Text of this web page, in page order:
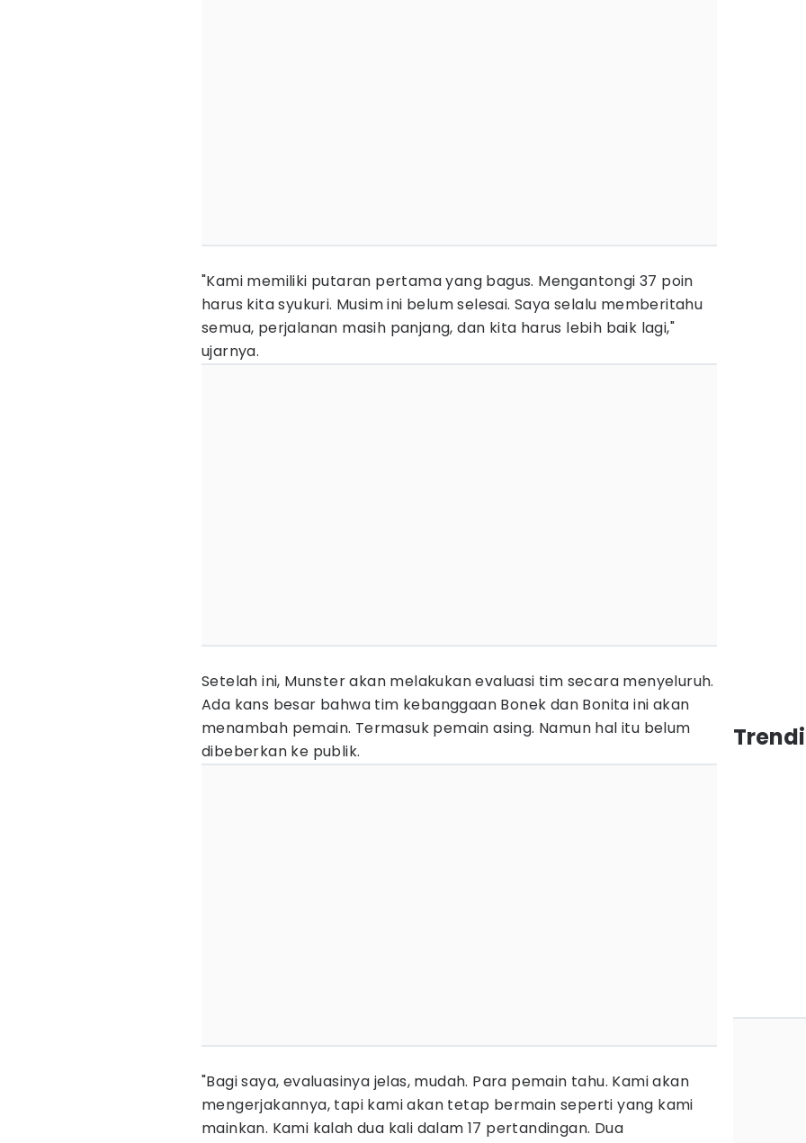
"Kami memiliki putaran pertama yang bagus. Mengantongi 37 poin
harus kita syukuri. Musim ini belum selesai. Saya selalu memberitahu
semua, perjalanan masih panjang, dan kita harus lebih baik lagi,"
ujarnya.
Setelah ini, Munster akan melakukan evaluasi tim secara menyeluruh.
Ada kans besar bahwa tim kebanggaan Bonek dan Bonita ini akan
menambah pemain. Termasuk pemain asing. Namun hal itu belum
dibeberkan ke publik.
"Bagi saya, evaluasinya jelas, mudah. Para pemain tahu. Kami akan
mengerjakannya, tapi kami akan tetap bermain seperti yang kami
mainkan. Kami kalah dua kali dalam 17 pertandingan. Dua